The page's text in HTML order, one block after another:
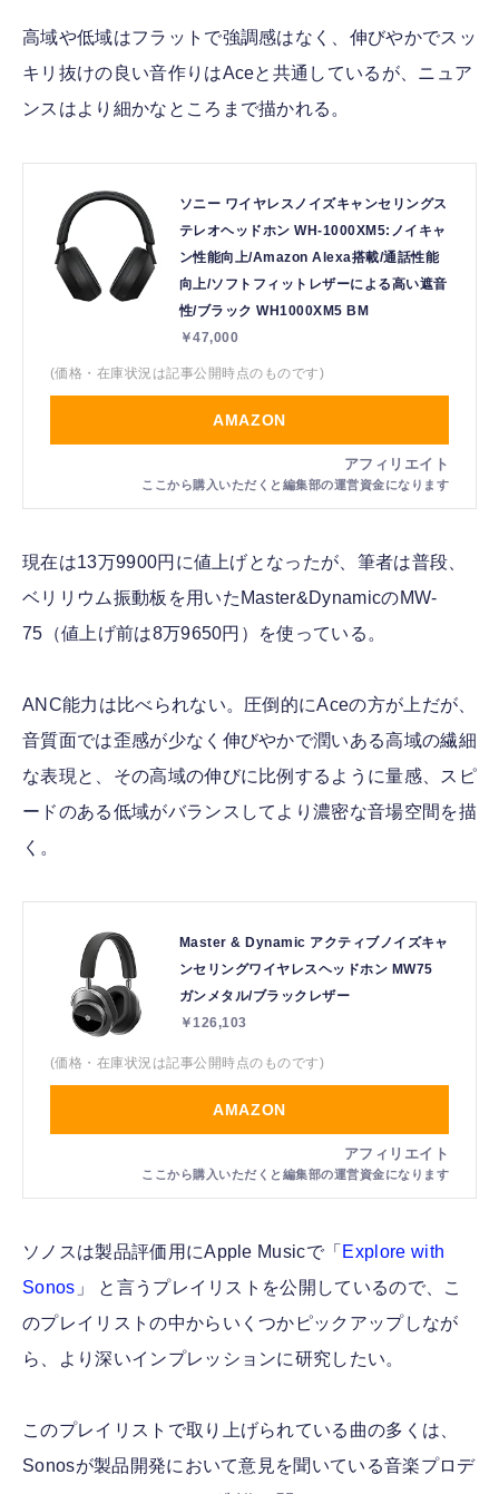
高域や低域はフラットで強調感はなく、伸びやかでスッ
キリ抜けの良い音作りはAceと共通しているが、ニュア
ンスはより細かなところまで描かれる。
ソニー ワイヤレスノイズキャンセリングス
テレオヘッドホン WH-1000XM5:ノイキャ
ン性能向上/Amazon Alexa搭載/通話性能
向上/ソフトフィットレザーによる高い遮音
性/ブラック WH1000XM5 BM
￥47,000
(価格・在庫状況は記事公開時点のものです)
AMAZON
現在は13万9900円に値上げとなったが、筆者は普段、
ベリリウム振動板を用いたMaster&DynamicのMW-
75（値上げ前は8万9650円）を使っている。
ANC能力は比べられない。圧倒的にAceの方が上だが、
音質面では歪感が少なく伸びやかで潤いある高域の繊細
な表現と、その高域の伸びに比例するように量感、スピ
ードのある低域がバランスしてより濃密な音場空間を描
く。
Master & Dynamic アクティブノイズキャ
ンセリングワイヤレスヘッドホン MW75
ガンメタル/ブラックレザー
￥126,103
(価格・在庫状況は記事公開時点のものです)
AMAZON
ソノスは製品評価用にApple Musicで「 Explore with
Sonos 」 と言うプレイリストを公開しているので、こ
のプレイリストの中からいくつかピックアップしなが
ら、より深いインプレッションに研究したい。
このプレイリストで取り上げられている曲の多くは、
Sonosが製品開発において意見を聞いている音楽プロデ